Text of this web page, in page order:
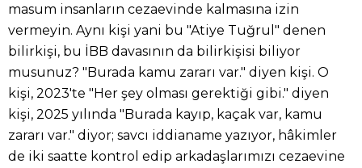
masum insanların cezaevinde kalmasına izin
vermeyin. Aynı kişi yani bu "Atiye Tuğrul" denen
bilirkişi, bu İBB davasının da bilirkişisi biliyor
musunuz? "Burada kamu zararı var." diyen kişi. O
kişi, 2023'te "Her şey olması gerektiği gibi." diyen
kişi, 2025 yılında "Burada kayıp, kaçak var, kamu
zararı var." diyor; savcı iddianame yazıyor, hâkimler
de iki saatte kontrol edip arkadaşlarımızı cezaevine